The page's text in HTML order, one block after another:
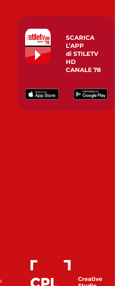
SCARICA
L’APP
di STILETV
HD
CANALE 78